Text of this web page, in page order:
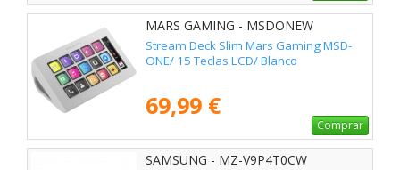
MARS GAMING - MSDONEW
Stream Deck Slim Mars Gaming MSD-
ONE/ 15 Teclas LCD/ Blanco
69,99 €
Comprar
SAMSUNG - MZ-V9P4T0CW